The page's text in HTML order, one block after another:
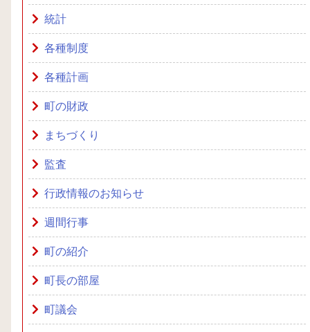
統計
各種制度
各種計画
町の財政
まちづくり
監査
行政情報のお知らせ
週間行事
町の紹介
町長の部屋
町議会